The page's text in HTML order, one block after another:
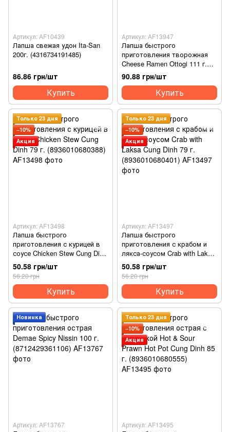
Артикул: AF10439
Лапша свежая удон Ita-San
200г. (4316734191485)
86.86 грн/шт
Купить
Артикул: AF13947
Лапша быстрого
приготовления творожная
Cheese Ramen Ottogi 111 г.
(8801045524672)
90.88 грн/шт
Купить
Только 23 дня
−10%
Акция
Артикул: AF13498
Лапша быстрого
приготовления с курицей в
соусе Chicken Stew Cung Dinh
79 г. (8936010680388)
50.58 грн/шт
56.20 грн
Купить
Только 23 дня
−10%
Акция
Артикул: AF13497
Лапша быстрого
приготовления с крабом и
лякса-соусом Crab with Laksa
Cung Dinh 79 г.
(8936010680401)
50.58 грн/шт
56.20 грн
Купить
Новинка
Артикул: AF13767
Только 23 дня
−10%
Акция
Артикул: AF13495